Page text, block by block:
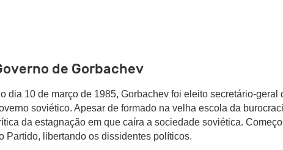
de Gorbachev
dia 10 de março de 1985, Gorbachev foi eleito secretário-geral
soviético. Apesar de formado na velha escola da
da estagnação em que caíra a sociedade soviética.
Partido, libertando os dissidentes políticos.